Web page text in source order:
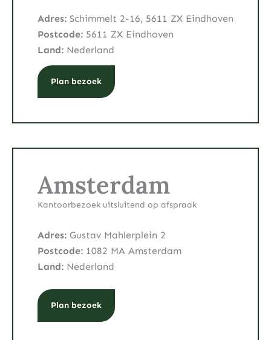
Adres: Schimmelt 2-16, 5611 ZX Eindhoven
Postcode: 5611 ZX Eindhoven
Land: Nederland
Plan bezoek
Amsterdam
Kantoorbezoek uitsluitend op afspraak
Adres: Gustav Mahlerplein 2
Postcode: 1082 MA Amsterdam
Land: Nederland
Plan bezoek